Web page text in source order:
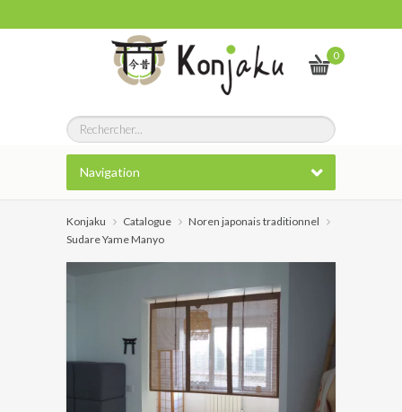
0
Navigation
Konjaku Catalogue
Noren japonais traditionnel
Sudare Yame Manyo